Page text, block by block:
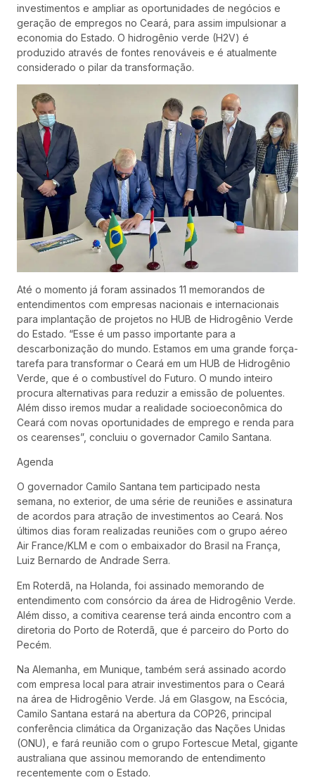
investimentos e ampliar as oportunidades de negócios e
geração de empregos no Ceará, para assim impulsionar a
economia do Estado. O hidrogênio verde (H2V) é
produzido através de fontes renováveis e é atualmente
considerado o pilar da transformação.
Até o momento já foram assinados 11 memorandos de
entendimentos com empresas nacionais e internacionais
para implantação de projetos no HUB de Hidrogênio Verde
do Estado. “Esse é um passo importante para a
descarbonização do mundo. Estamos em uma grande força-
tarefa para transformar o Ceará em um HUB de Hidrogênio
Verde, que é o combustível do Futuro. O mundo inteiro
procura alternativas para reduzir a emissão de poluentes.
Além disso iremos mudar a realidade socioeconômica do
Ceará com novas oportunidades de emprego e renda para
os cearenses”, concluiu o governador Camilo Santana.
Agenda
O governador Camilo Santana tem participado nesta
semana, no exterior, de uma série de reuniões e assinatura
de acordos para atração de investimentos ao Ceará. Nos
últimos dias foram realizadas reuniões com o grupo aéreo
Air France/KLM e com o embaixador do Brasil na França,
Luiz Bernardo de Andrade Serra.
Em Roterdã, na Holanda, foi assinado memorando de
entendimento com consórcio da área de Hidrogênio Verde.
Além disso, a comitiva cearense terá ainda encontro com a
diretoria do Porto de Roterdã, que é parceiro do Porto do
Pecém.
Na Alemanha, em Munique, também será assinado acordo
com empresa local para atrair investimentos para o Ceará
na área de Hidrogênio Verde. Já em Glasgow, na Escócia,
Camilo Santana estará na abertura da COP26, principal
conferência climática da Organização das Nações Unidas
(ONU), e fará reunião com o grupo Fortescue Metal, gigante
australiana que assinou memorando de entendimento
recentemente com o Estado.